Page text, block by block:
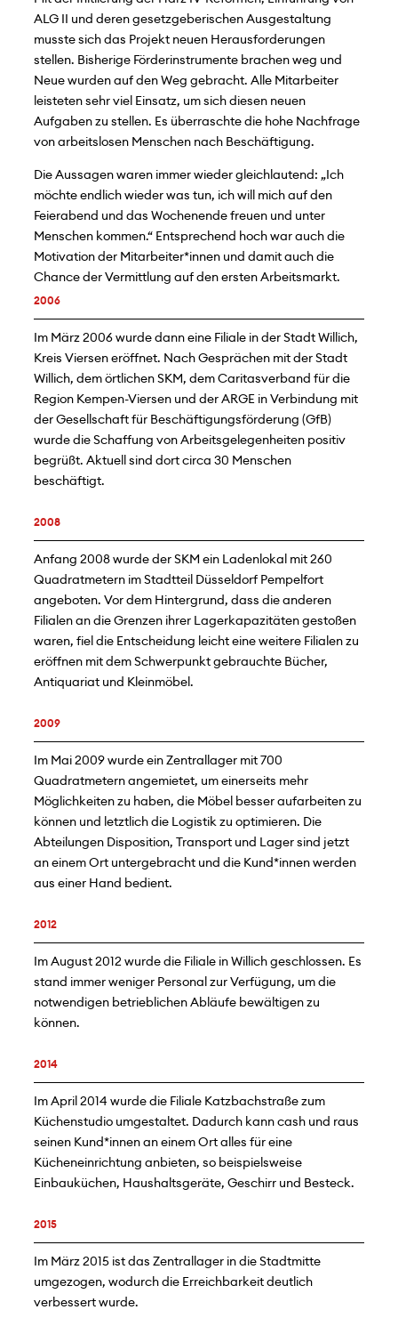
ALG II und deren gesetzgeberischen Ausgestaltung
musste sich das Projekt neuen Herausforderungen
stellen. Bisherige Förderinstrumente brachen weg und
Neue wurden auf den Weg gebracht. Alle Mitarbeiter
leisteten sehr viel Einsatz, um sich diesen neuen
Aufgaben zu stellen. Es überraschte die hohe Nachfrage
von arbeitslosen Menschen nach Beschäftigung.
Die Aussagen waren immer wieder gleichlautend: „Ich
möchte endlich wieder was tun, ich will mich auf den
Feierabend und das Wochenende freuen und unter
Menschen kommen.“ Entsprechend hoch war auch die
Motivation der Mitarbeiter*innen und damit auch die
Chance der Vermittlung auf den ersten Arbeitsmarkt.
2006
Im März 2006 wurde dann eine Filiale in der Stadt Willich,
Kreis Viersen eröffnet. Nach Gesprächen mit der Stadt
Willich, dem örtlichen SKM, dem Caritasverband für die
Region Kempen-Viersen und der ARGE in Verbindung mit
der Gesellschaft für Beschäftigungsförderung (GfB)
wurde die Schaffung von Arbeitsgelegenheiten positiv
begrüßt. Aktuell sind dort circa 30 Menschen
beschäftigt.
2008
Anfang 2008 wurde der SKM ein Ladenlokal mit 260
Quadratmetern im Stadtteil Düsseldorf Pempelfort
angeboten. Vor dem Hintergrund, dass die anderen
Filialen an die Grenzen ihrer Lagerkapazitäten gestoßen
waren, fiel die Entscheidung leicht eine weitere Filialen zu
eröffnen mit dem Schwerpunkt gebrauchte Bücher,
Antiquariat und Kleinmöbel.
2009
Im Mai 2009 wurde ein Zentrallager mit 700
Quadratmetern angemietet, um einerseits mehr
Möglichkeiten zu haben, die Möbel besser aufarbeiten zu
können und letztlich die Logistik zu optimieren. Die
Abteilungen Disposition, Transport und Lager sind jetzt
an einem Ort untergebracht und die Kund*innen werden
aus einer Hand bedient.
2012
Im August 2012 wurde die Filiale in Willich geschlossen. Es
stand immer weniger Personal zur Verfügung, um die
notwendigen betrieblichen Abläufe bewältigen zu
können.
2014
Im April 2014 wurde die Filiale Katzbachstraße zum
Küchenstudio umgestaltet. Dadurch kann cash und raus
seinen Kund*innen an einem Ort alles für eine
Kücheneinrichtung anbieten, so beispielsweise
Einbauküchen, Haushaltsgeräte, Geschirr und Besteck.
2015
Im März 2015 ist das Zentrallager in die Stadtmitte
umgezogen, wodurch die Erreichbarkeit deutlich
verbessert wurde.